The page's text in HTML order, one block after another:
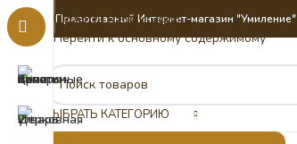
Перейти к навигации
Перейти к основному содержимому
Православный Интернет-магазин "Умиление"
ВЫБРАТЬ КАТЕГОРИЮ